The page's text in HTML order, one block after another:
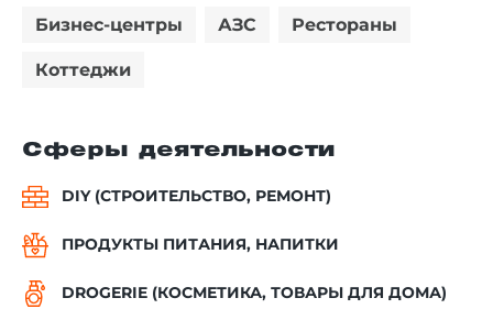
Бизнес-центры АЗС Рестораны
Коттеджи
Сферы деятельности
DIY (СТРОИТЕЛЬСТВО, РЕМОНТ)
ПРОДУКТЫ ПИТАНИЯ, НАПИТКИ
DROGERIE (КОСМЕТИКА, ТОВАРЫ ДЛЯ ДОМА)